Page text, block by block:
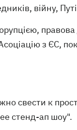
війну,
з ЄС,
свести к
стенд-ап шоу".